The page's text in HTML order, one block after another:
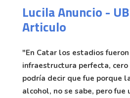
Lucila Anuncio -
Articulo
"En Catar los estadios
infraestructura perfecta,
podría decir que fue porque
alcohol, no se sabe, pero fue